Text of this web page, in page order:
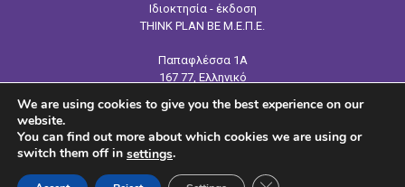
c
b
o
o
k
s
a
g
r
a
Ιδιοκτησία - έκδοση
THINK PLAN BE Μ.Ε.Π.Ε.
Παπαφλέσσα 1Α
167 77, Ελληνικό
Email: info@tpb.gr
www.tpb.gr
We are using cookies to give you the best experience on our
website.
You can find out more about which cookies we are using or
switch them off in settings.